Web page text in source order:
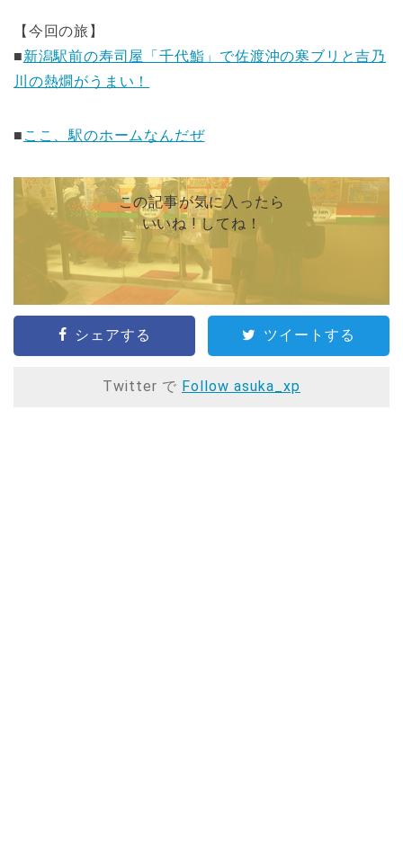
【今回の旅】
■新潟駅前の寿司屋「千代鮨」で佐渡沖の寒ブリと吉乃
川の熱燗がうまい！
■ ここ、駅のホームなんだぜ
この記事が気に入ったら
いいね ! してね！
シェアする ツイートする
Twitter で Follow asuka_xp